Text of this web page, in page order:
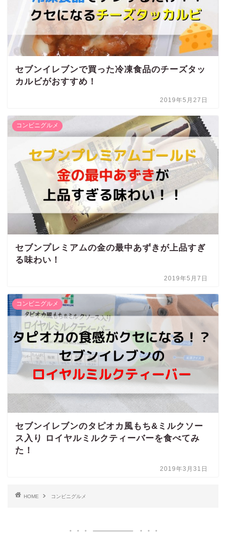
セブンイレブンで買った冷凍食品のチーズタッ
カルビがおすすめ！
2019年5月27日
コンビニグルメ
セブンプレミアムの金の最中あずきが上品すぎ
る味わい！
2019年5月7日
コンビニグルメ
セブンイレブンのタピオカ風もち&ミルクソー
ス入り ロイヤルミルクティーバーを食べてみ
た！
2019年3月31日
HOME コンビニグルメ